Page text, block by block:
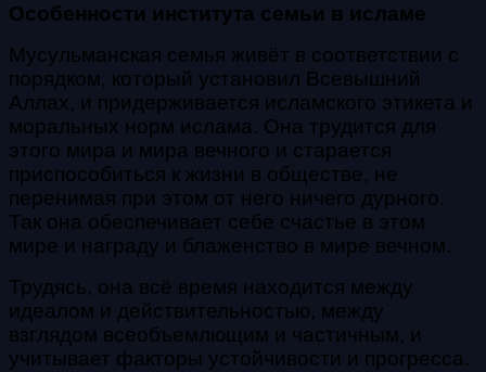
Особенности института семьи в исламе
Мусульманская семья живёт в соответствии с
порядком, который установил Всевышний
Аллах, и придерживается исламского этикета и
моральных норм ислама. Она трудится для
этого мира и мира вечного и старается
приспособиться к жизни в обществе, не
перенимая при этом от него ничего дурного.
Так она обеспечивает себе счастье в этом
мире и награду и блаженство в мире вечном.
Трудясь, она всё время находится между
идеалом и действительностью, между
взглядом всеобъемлющим и частичным, и
учитывает факторы устойчивости и прогресса.